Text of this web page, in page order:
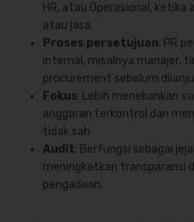
HR, atau Operasional, ketika
atau jasa.
Proses persetujuan: PR
internal, misalnya manajer,
procurement sebelum
Fokus: Lebih menekankan
anggaran terkontrol dan
tidak sah.
Audit: Berfungsi sebagai
meningkatkan transparansi
pengadaan.